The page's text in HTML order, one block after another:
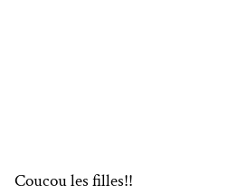
Coucou les filles!!